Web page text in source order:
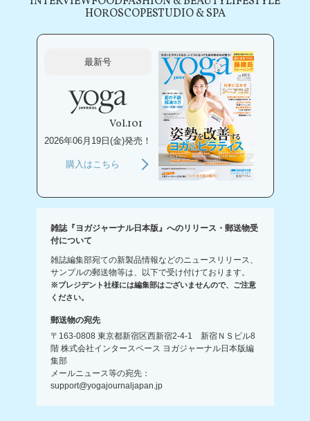
HOROSCOPESTUDIO & SPA
最新号
Vol.101
2026年06月19日(金)発売！
購入はこちら
雑誌『ヨガジャーナル日本版』へのリリース・郵送物受
付について
雑誌編集部宛ての新製品情報などのニュースリリース、
サンプルの郵送物等は、以下で受け付けております。
※プレジデント社様には編集部はございませんので、ご注意
ください。
郵送物の宛先
〒163-0808 東京都新宿区西新宿2-4-1 新宿ＮＳビル8
階 株式会社インタースペース ヨガジャーナル日本版編
集部
メールニュース等の宛先：
support@yogajournaljapan.jp